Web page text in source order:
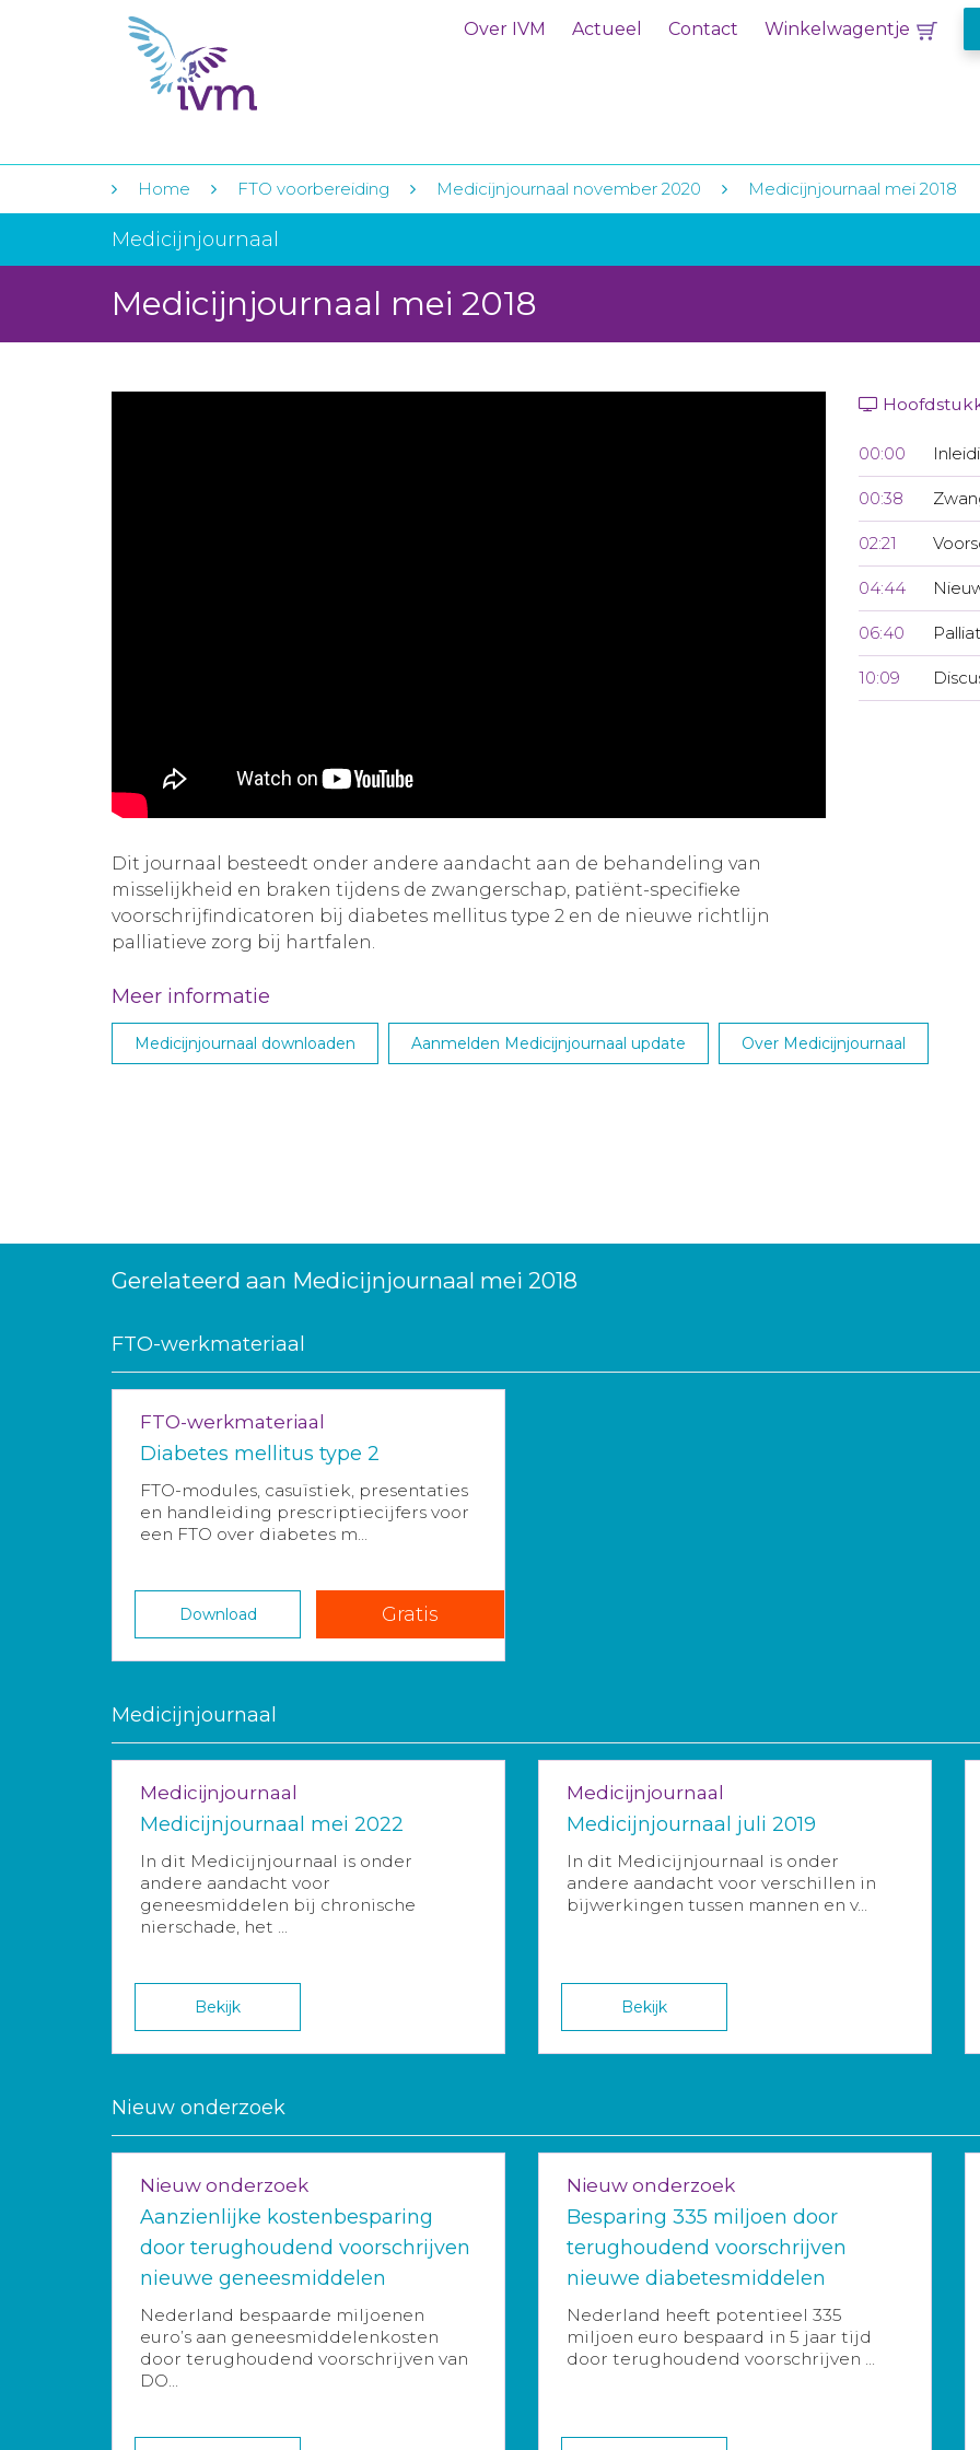
Over IVM Actueel Contact Winkelwagentje
Home FTO voorbereiding Medicijnjournaal november 2020 Medicijnjournaal mei 2018
Medicijnjournaal
Medicijnjournaal mei 2018
00:00
00:38
02:21
04:44
06:40
10:09
Dit journaal besteedt onder andere aandacht aan de behandeling van
misselijkheid en braken tijdens de zwangerschap, patiënt-specifieke
voorschrijfindicatoren bij diabetes mellitus type 2 en de nieuwe richtlijn
palliatieve zorg bij hartfalen.
Meer informatie
Medicijnjournaal downloaden Aanmelden Medicijnjournaal update Over Medicijnjournaal
Gerelateerd aan Medicijnjournaal mei 2018
FTO-werkmateriaal
FTO-werkmateriaal
Diabetes mellitus type 2
FTO-modules, casuïstiek, presentaties
en handleiding prescriptiecijfers voor
een FTO over diabetes m...
Download Gratis
Medicijnjournaal
Medicijnjournaal
Medicijnjournaal mei 2022
In dit Medicijnjournaal is onder
andere aandacht voor
geneesmiddelen bij chronische
nierschade, het ...
Bekijk
Medicijnjournaal
Medicijnjournaal juli 2019
In dit Medicijnjournaal is onder
andere aandacht voor verschillen in
bijwerkingen tussen mannen en v...
Bekijk
Nieuw onderzoek
Nieuw onderzoek
Aanzienlijke kostenbesparing
door terughoudend voorschrijven
nieuwe geneesmiddelen
Nederland bespaarde miljoenen
euro’s aan geneesmiddelenkosten
door terughoudend voorschrijven van
DO...
Nieuw onderzoek
Besparing 335 miljoen door
terughoudend voorschrijven
nieuwe diabetesmiddelen
Nederland heeft potentieel 335
miljoen euro bespaard in 5 jaar tijd
door terughoudend voorschrijven ...